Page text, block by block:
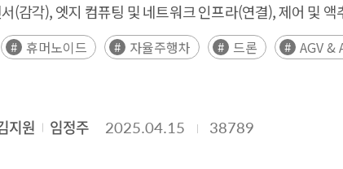
감각), 엣지 컴퓨팅 및 네트워크 인프라(연결), 제어 및 액
유기적으로 상호작용할 수 있는 시스템으로 정의된
산업 환경에 특화된 형태로 활용되며, 산업 전반의 자
피지컬 AI 경쟁력 강화를 위한 연구개발, 산업 생태계
focuses on the recent emergence and expansion of
휴머노이드 자율주행차 드론 AGV &
지원 임정주 2025.04.15 38789